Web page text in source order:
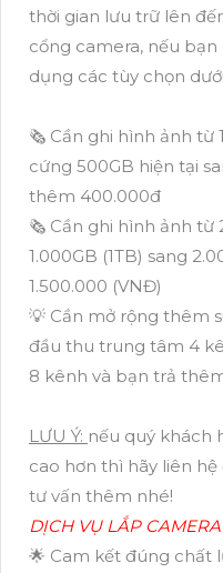
thời gian lưu trữ lên
cổng camera, nếu
dụng các tùy chọn
🗞 Cần ghi hình ảnh từ
cứng 500GB hiện tại
thêm 400.000đ
🗞 Cần ghi hình ảnh từ
1.000GB (1TB) sang
1.500.000 (VNĐ)
💡 Cần mở rộng thêm
đầu thu trung tâm 4
8 kênh và bạn trả
LƯU Ý: nếu quý khách
cao hơn thì hãy liên
tư vấn thêm nhé!
DỊCH VỤ LẮP
🌟 Cam kết đúng chất